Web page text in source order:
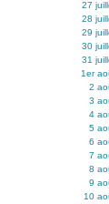
27
28
29
30
31
1er
2
3
4
5
6
7
8
9
10